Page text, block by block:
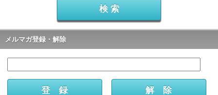
メルマガ登録・解除